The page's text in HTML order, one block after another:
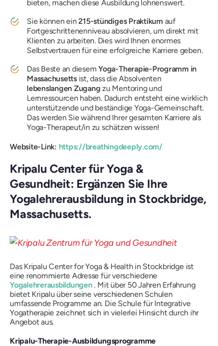
bieten, machen diese Ausbildung lohnenswert.
Sie können ein215-stündiges Praktikum auf
Fortgeschrittenenniveau absolvieren, um direkt mit
Klienten zu arbeiten. Dies wird Ihnen enormes
Selbstvertrauen für eine erfolgreiche Karriere geben.
Das Beste an diesemYoga-Therapie-Programm in
Massachusetts ist, dass die Absolventen
lebenslangen Zugang zu Mentoring und
Lernressourcen haben. Dadurch entsteht eine wirklich
unterstützende und beständige Yoga-Gemeinschaft.
Das werden Sie während Ihrer gesamten Karriere als
Yoga-Therapeut/in zu schätzen wissen!
Website-Link: https://breathingdeeply.com/
Kripalu Center für Yoga &
Gesundheit: Ergänzen Sie Ihre
Yogalehrerausbildung in Stockbridge,
Massachusetts.
Das Kripalu Center for Yoga & Health in Stockbridge ist
eine renommierte Adresse für verschiedene
Yogalehrerausbildungen. Mit über 50 Jahren Erfahrung
bietet Kripalu über seine verschiedenen Schulen
umfassende Programme an. Die Schule für Integrative
Yogatherapie zeichnet sich in vielerlei Hinsicht durch ihr
Angebot aus.
Kripalu-Therapie-Ausbildungsprogramme